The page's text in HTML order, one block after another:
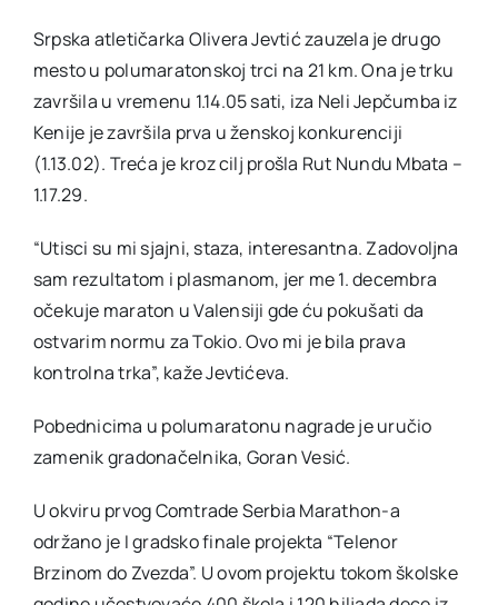
Srpska atletičarka Olivera Jevtić zauzela je drugo
mesto u polumaratonskoj trci na 21 km. Ona je trku
završila u vremenu 1.14.05 sati, iza Neli Jepčumba iz
Kenije je završila prva u ženskoj konkurenciji
(1.13.02). Treća je kroz cilj prošla Rut Nundu Mbata –
1.17.29.
“Utisci su mi sjajni, staza, interesantna. Zadovoljna
sam rezultatom i plasmanom, jer me 1. decembra
očekuje maraton u Valensiji gde ću pokušati da
ostvarim normu za Tokio. Ovo mi je bila prava
kontrolna trka”, kaže Jevtićeva.
Pobednicima u polumaratonu nagrade je uručio
zamenik gradonačelnika, Goran Vesić.
U okviru prvog Comtrade Serbia Marathon-a
održano je I gradsko finale projekta “Telenor
Brzinom do Zvezda”. U ovom projektu tokom školske